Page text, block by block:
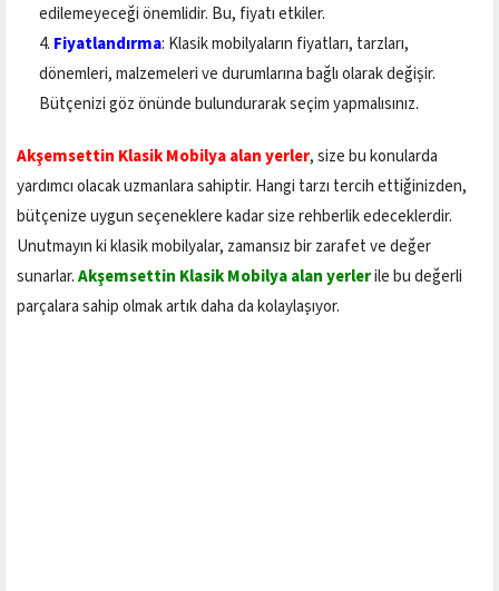
edilemeyeceği önemlidir. Bu, fiyatı etkiler.
Fiyatlandırma: Klasik mobilyaların fiyatları, tarzları,
dönemleri, malzemeleri ve durumlarına bağlı olarak değişir.
Bütçenizi göz önünde bulundurarak seçim yapmalısınız.
Akşemsettin Klasik Mobilya alan yerler, size bu konularda
yardımcı olacak uzmanlara sahiptir. Hangi tarzı tercih ettiğinizden,
bütçenize uygun seçeneklere kadar size rehberlik edeceklerdir.
Unutmayın ki klasik mobilyalar, zamansız bir zarafet ve değer
sunarlar.Akşemsettin Klasik Mobilya alan yerlerile bu değerli
parçalara sahip olmak artık daha da kolaylaşıyor.